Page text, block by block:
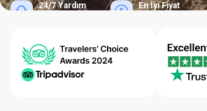
24/7 Yardım
En İyi Fiyat